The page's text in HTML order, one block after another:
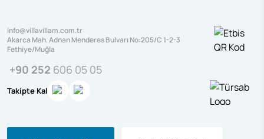
info@villavillam.com.tr
Akarca Mah. Adnan Menderes Bulvarı No:205/C 1-2-3
Fethiye/Muğla
+90 252 606 05 05
Takipte Kal